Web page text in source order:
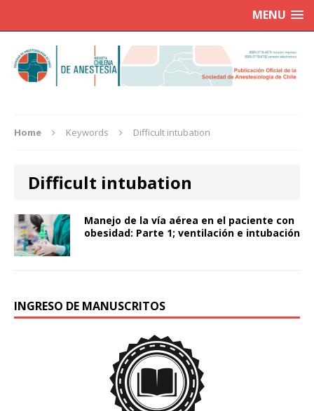
MENU
Home Keywords Difficult intubation
Difficult intubation
Manejo de la vía aérea en el paciente con
obesidad: Parte 1; ventilación e intubación
INGRESO DE MANUSCRITOS